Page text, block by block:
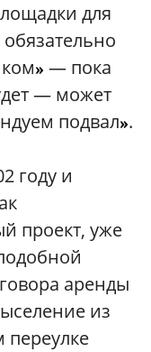
для
» — пока
— может
подвал».
году и
проект, уже
аренды
из